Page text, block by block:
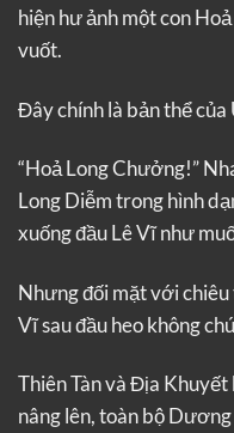
hiện hư ảnh một con
vuốt.
Đây chính là bản thể của
“Hoả Long Chưởng!”
Long Diễm trong hình
xuống đầu Lê Vĩ như
Nhưng đối mặt với
Vĩ sau đầu heo không
Thiên Tàn và Địa
nâng lên, toàn bộ